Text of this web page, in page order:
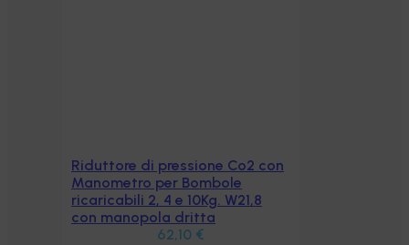
Aggiungi al carrello
Riduttore di pressione Co2 con
Manometro per Bombole
ricaricabili 2, 4 e 10Kg. W21,8
con manopola dritta
62,10 €